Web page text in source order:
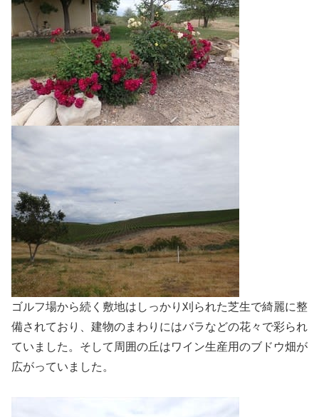
ゴルフ場から続く敷地はしっかり刈られた芝生で綺麗に整
備されており、建物のまわりにはバラなどの花々で彩られ
ていました。そして周囲の丘はワイン生産用のブドウ畑が
広がっていました。